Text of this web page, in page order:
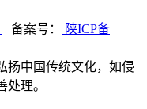
备案号：
陕ICP备
扬中国传统文化，如侵
理。